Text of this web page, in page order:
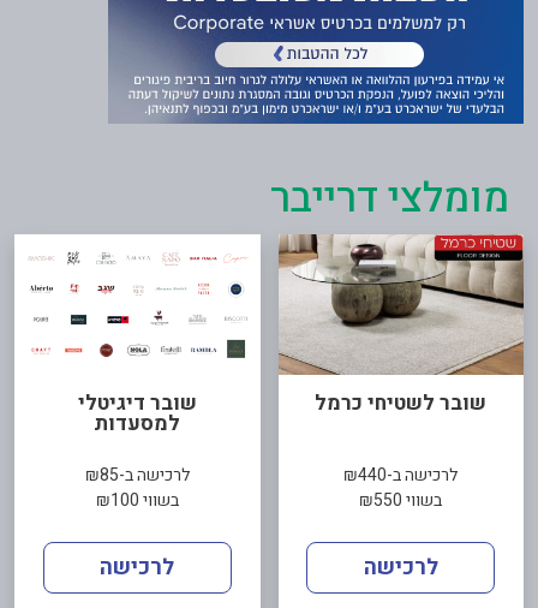
מומלצי דרייבר
שובר לשטיחי כרמל
לרכישה ב-₪440
בשווי ₪550
לרכישה
שובר דיגיטלי
למסעדות
לרכישה ב-₪85
בשווי ₪100
לרכישה